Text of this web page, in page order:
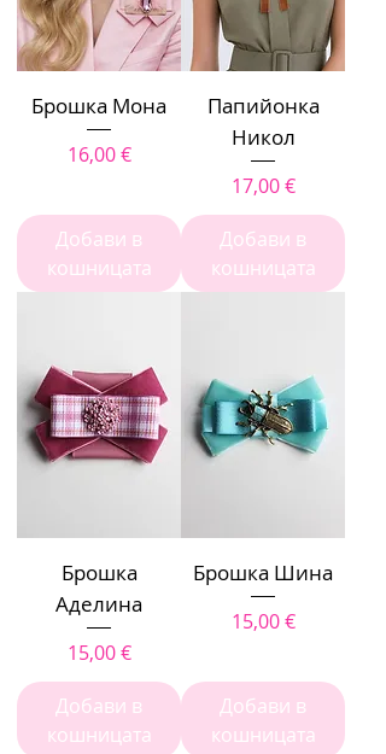
Брошка Мона
Цена
16,00 €
Добави в
кошницата
Папийонка
Никол
Цена
17,00 €
Добави в
кошницата
Брошка
Аделина
Цена
15,00 €
Добави в
кошницата
Брошка Шина
Цена
15,00 €
Добави в
кошницата